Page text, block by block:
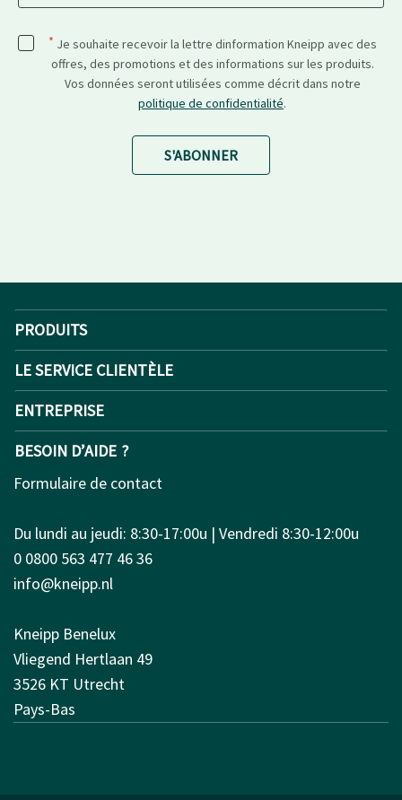
* Je souhaite recevoir la lettre dinformation Kneipp avec des
offres, des promotions et des informations sur les produits.
Vos données seront utilisées comme décrit dans notre
politique de confidentialité.
S'ABONNER
PRODUITS
LE SERVICE CLIENTÈLE
ENTREPRISE
BESOIN D’AIDE ?
Formulaire de contact
Du lundi au jeudi: 8:30-17:00u | Vendredi 8:30-12:00u
0 0800 563 477 46 36
info@kneipp.nl
Kneipp Benelux
Vliegend Hertlaan 49
3526 KT Utrecht
Pays-Bas